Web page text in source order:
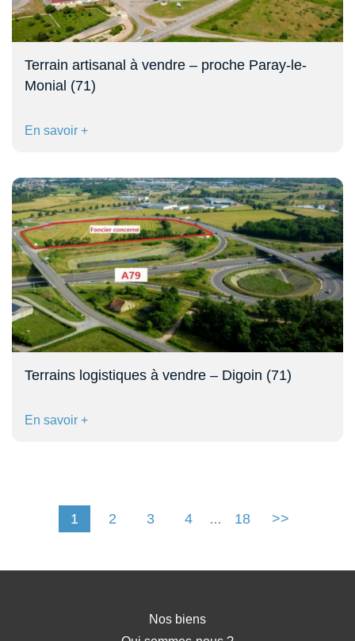
Terrain artisanal à vendre – proche Paray-le-
Monial (71)
En savoir +
Terrains logistiques à vendre – Digoin (71)
En savoir +
1 2 3 4 … 18 >>
Nos biens